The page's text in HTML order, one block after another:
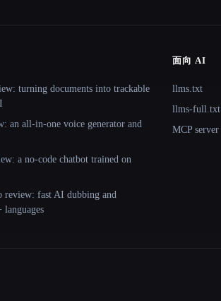
turning documents into trackable
an all-in-one voice generator and
a no-code chatbot trained on
review: fast AI dubbing and
languages
面向 AI
llms.txt
llms-full.txt
MCP server